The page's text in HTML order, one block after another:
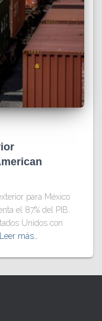
para México
el 87% del PIB.
Unidos con
Leer más…